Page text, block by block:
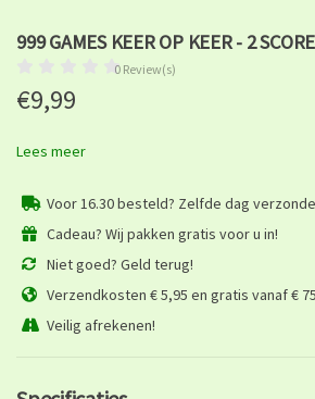
999 GAMES KEER OP KEER - 2
0 Review(s)
€9,99
Lees meer
Voor 16.30 besteld? Zelfde dag
Cadeau? Wij pakken gratis voor u in!
Niet goed? Geld terug!
Verzendkosten € 5,95 en gratis vanaf € 75
Veilig afrekenen!